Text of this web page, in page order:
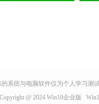
系统与电脑软件仅为个人学习测
Copyright @ 2024 Win10企业版